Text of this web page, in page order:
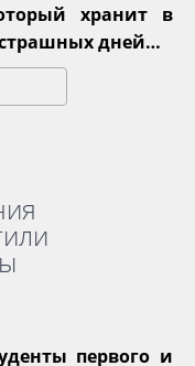
хранит в
дней…
первого и